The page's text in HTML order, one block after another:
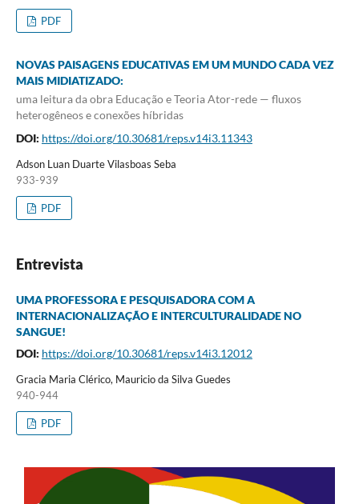
PDF
NOVAS PAISAGENS EDUCATIVAS EM UM MUNDO CADA VEZ
MAIS MIDIATIZADO:
uma leitura da obra Educação e Teoria Ator-rede — fluxos
heterogêneos e conexões híbridas
DOI: https://doi.org/10.30681/reps.v14i3.11343
Adson Luan Duarte Vilasboas Seba
933-939
PDF
Entrevista
UMA PROFESSORA E PESQUISADORA COM A
INTERNACIONALIZAÇÃO E INTERCULTURALIDADE NO
SANGUE!
DOI: https://doi.org/10.30681/reps.v14i3.12012
Gracia Maria Clérico, Mauricio da Silva Guedes
940-944
PDF